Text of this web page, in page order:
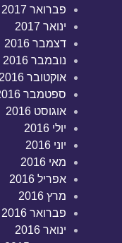
פברואר 2017
ינואר 2017
דצמבר 2016
נובמבר 2016
אוקטובר 2016
ספטמבר 2016
אוגוסט 2016
יולי 2016
יוני 2016
מאי 2016
אפריל 2016
מרץ 2016
פברואר 2016
ינואר 2016